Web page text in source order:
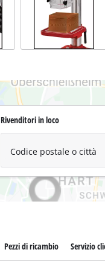
Rivenditori in loco
Codice postale o città
Pezzi di ricambio Servizio